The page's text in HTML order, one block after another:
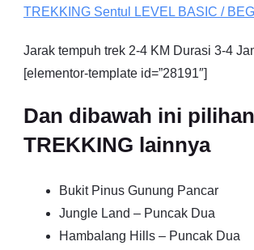
TREKKING Sentul LEVEL BASIC /
Jarak tempuh trek 2-4 KM Durasi 3-4
[elementor-template id=”28191″]
Dan dibawah ini
TREKKING lainnya
Bukit Pinus Gunung Pancar
Jungle Land – Puncak Dua
Hambalang Hills – Puncak Dua